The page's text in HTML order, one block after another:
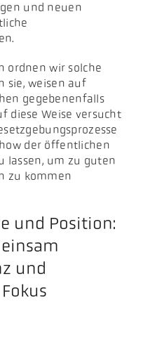
und neuen
ordnen wir solche
sie, weisen auf
gegebenenfalls
diese Weise versucht
der öffentlichen
lassen, um zu guten
zu kommen
und Position:
und